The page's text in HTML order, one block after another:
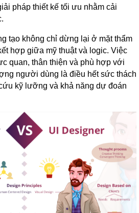
pháp thiết kế tối ưu nhằm cải
tạo không chỉ dừng lại ở mặt thẩm
hợp giữa mỹ thuật và logic. Việc
quan, thân thiện và phù hợp với
người dùng là điều hết sức thách
kỹ lưỡng và khả năng dự đoán